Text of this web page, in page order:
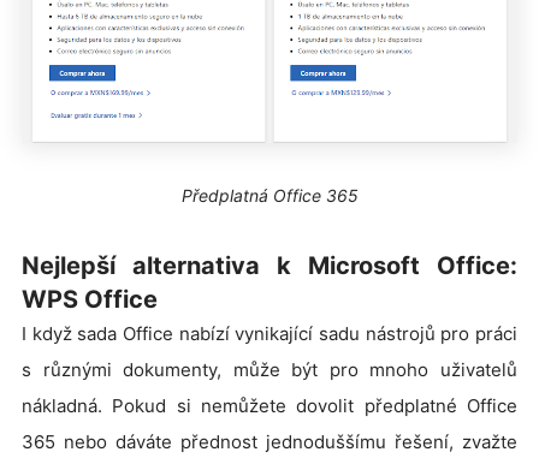
Předplatná Office 365
Nejlepší alternativa k Microsoft Office:
WPS Office
I když sada Office nabízí vynikající sadu nástrojů pro práci
s různými dokumenty, může být pro mnoho uživatelů
nákladná. Pokud si nemůžete dovolit předplatné Office
365 nebo dáváte přednost jednoduššímu řešení, zvažte